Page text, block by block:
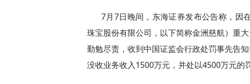
7月7日晚间，东海证券发布公告称，因
珠宝股份有限公司，以下简称金洲慈航）重
勤勉尽责，收到中国证监会行政处罚事先告
没收业务收入1500万元，并处以4500万元的